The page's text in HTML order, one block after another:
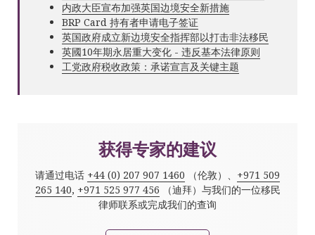
内政大臣宣布加强英国边境安全新措施
BRP Card 持有者申请电子签证
英国政府成立新边境安全指挥部以打击非法移民
英國10年期永居重大变化 - 违反基本法律原则
工党政府税收政策：承诺宣言及关键主题
获得专家的建议
请通过电话 +44 (0) 207 907 1460 （伦敦）、 +971 509
265 140, +971 525 977 456 （迪拜）与我们的一位移民
律师联系或完成我们的查询